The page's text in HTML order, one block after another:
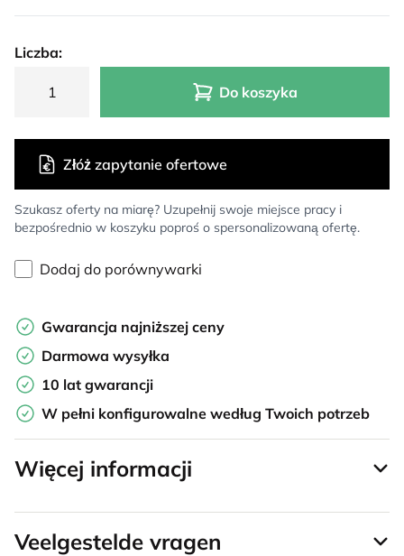
Liczba:
Do koszyka
Szukasz oferty na miarę? Uzupełnij swoje miejsce pracy i
bezpośrednio w koszyku poproś o spersonalizowaną ofertę.
Złóż zapytanie ofertowe
Dodaj do porównywarki
Gwarancja najniższej ceny
Darmowa wysyłka
10 lat gwarancji
W pełni konfigurowalne według Twoich potrzeb
Więcej informacji
Veelgestelde vragen